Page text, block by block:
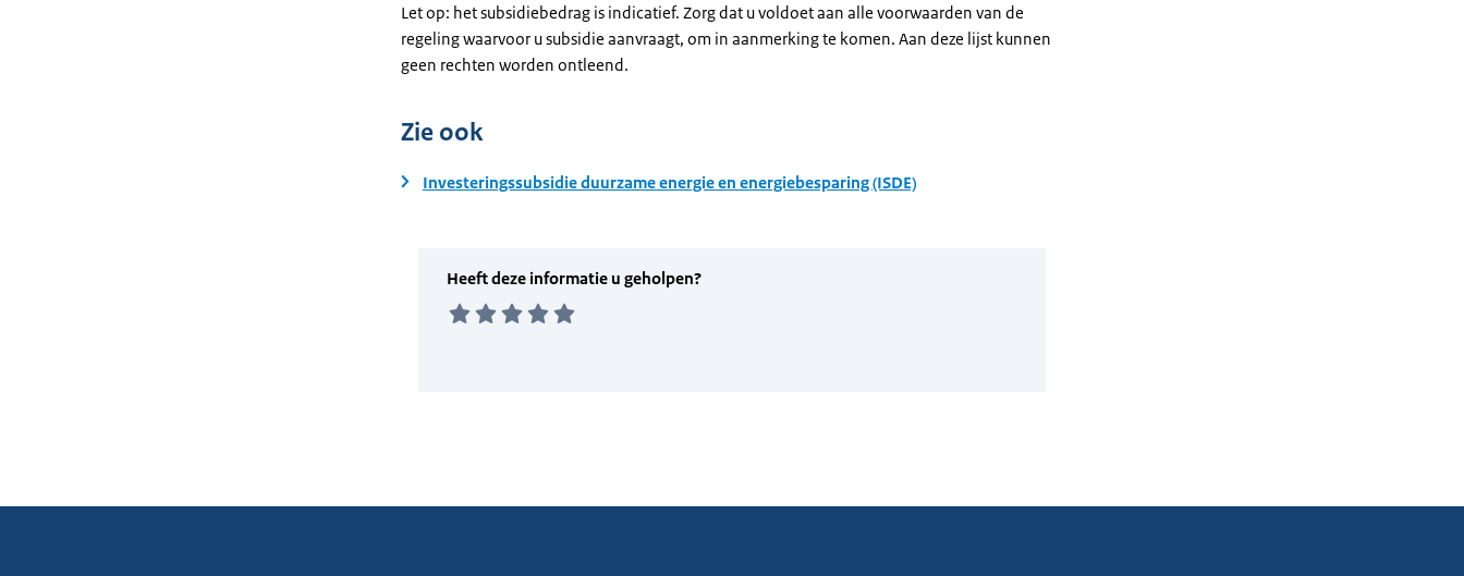
Let op: het subsidiebedrag is indicatief. Zorg dat u voldoet aan alle voorwaarden van de
regeling waarvoor u subsidie aanvraagt, om in aanmerking te komen. Aan deze lijst kunnen
geen rechten worden ontleend.
Zie ook
Investeringssubsidie duurzame energie en energiebesparing (ISDE)